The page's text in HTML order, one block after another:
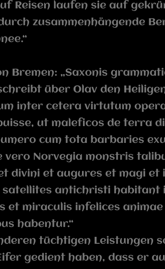
Reisen laufen sie auf
zusammenhängende
Bremen: „Saxonis
über Olav den
inter cetera virtutum
ut maleficos de terra
cum tota barbaries
vero Norvegia monstris
divini et augures et magi et
satellites antichristi habitant
et miraculis infelices
habentur.“
tüchtigen Leistungen
gedient haben, dass er